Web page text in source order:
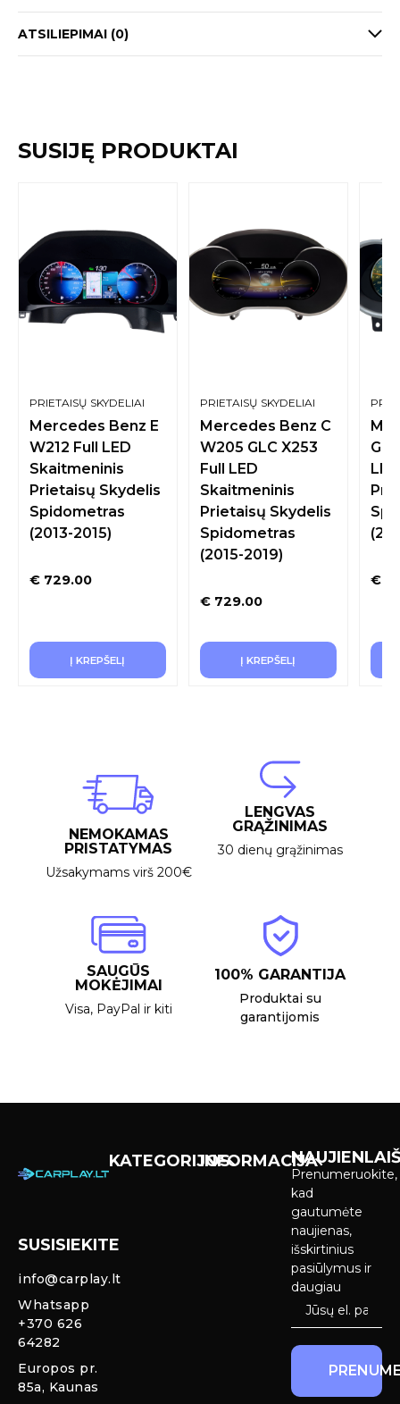
ATSILIEPIMAI (0)
SUSIJĘ PRODUKTAI
PRIETAISŲ SKYDELIAI
Mercedes Benz E
W212 Full LED
Skaitmeninis
Prietaisų Skydelis
Spidometras
(2013-2015)
€ 729.00
Į KREPŠELĮ
PRIETAISŲ SKYDELIAI
Mercedes Benz C
W205 GLC X253
Full LED
Skaitmeninis
Prietaisų Skydelis
Spidometras
(2015-2019)
€729.00
Į KREPŠELĮ
GL
€
NEMOKAMAS
PRISTATYMAS
Užsakymams virš 200€
LENGVAS
GRĄŽINIMAS
30 dienų grąžinimas
SAUGŪS
MOKĖJIMAI
Visa, PayPal ir kiti
100% GARANTIJA
Produktai su
garantijomis
SUSISIEKITE
info@carplay.lt
Whatsapp
+370 626
64282
Europos pr.
85a, Kaunas
KATEGORIJOS
galinio vaizdo
INFORMACIJA
Prenumeruokite,
kad
gautumėte
naujienas,
išskirtinius
pasiūlymus ir
daugiau